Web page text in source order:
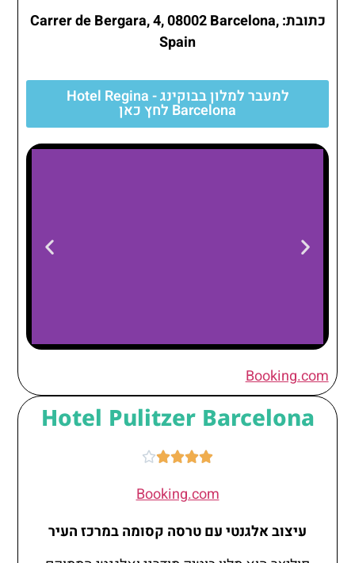
כתובת: Carrer de Bergara, 4, 08002 Barcelona,
Spain
למעבר למלון בבוקינג - Hotel Regina
Barcelona לחץ כאן
Hotel Regina
BarcelonaBooking.com
Hotel Pulitzer Barcelona





Booking.com
עיצוב אלגנטי עם טרסה קסומה במרכז העיר